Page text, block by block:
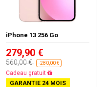
iPhone 13 256 Go
279,90 €
560,00 € -280,00 €
Cadeau gratuit
GARANTIE 24 MOIS